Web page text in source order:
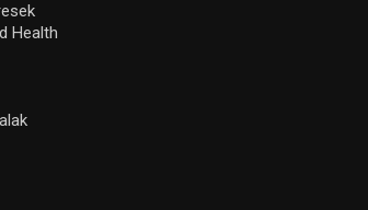
Health